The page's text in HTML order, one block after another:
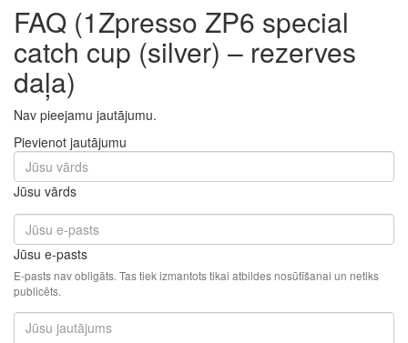
FAQ (1Zpresso ZP6 special
catch cup (silver) – rezerves
daļa)
Nav pieejamu jautājumu.
Pievienot jautājumu
Jūsu vārds
Jūsu e-pasts
E-pasts nav obligāts. Tas tiek izmantots tikai atbildes nosūtīšanai un netiks
publicēts.